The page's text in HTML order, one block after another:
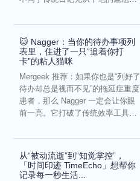
🐱 Nagger：当你的待办事项列
表里，住进了一只“追着你打
卡”的粘人猫咪
Mergeek 推荐：如果你也是“列好了
待办却总是视而不见”的拖延症重度
患者，那么 Nagger 一定会让你眼
前一亮。它打破了传统效率工具冰
从“被动流逝”到“知觉掌控”，
「时间印迹 TimeEcho」想帮你
记录每一秒生活...